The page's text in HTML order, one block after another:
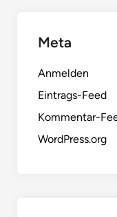
Meta
Anmelden
Eintrags-Feed
Kommentar-
WordPress.org